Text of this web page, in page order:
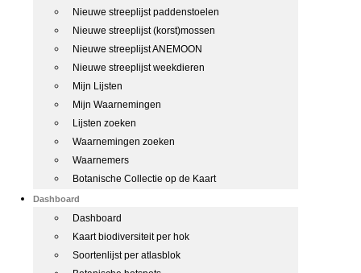
Nieuwe streeplijst paddenstoelen
Nieuwe streeplijst (korst)mossen
Nieuwe streeplijst ANEMOON
Nieuwe streeplijst weekdieren
Mijn Lijsten
Mijn Waarnemingen
Lijsten zoeken
Waarnemingen zoeken
Waarnemers
Botanische Collectie op de Kaart
Dashboard
Dashboard
Kaart biodiversiteit per hok
Soortenlijst per atlasblok